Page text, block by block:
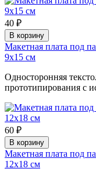
40 ₽
В корзину
Макетная плата под
9х15 см
Односторонняя
прототипирования с
60 ₽
В корзину
Макетная плата под
12х18 см